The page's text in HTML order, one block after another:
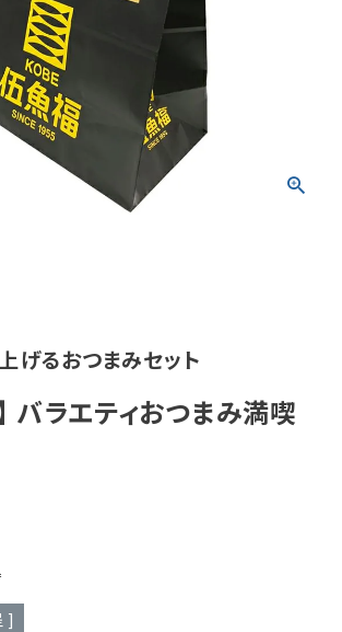
げるおつまみセット
バラエティおつまみ満喫
]